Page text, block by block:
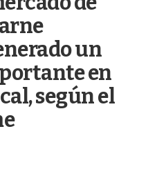
un
en
según el